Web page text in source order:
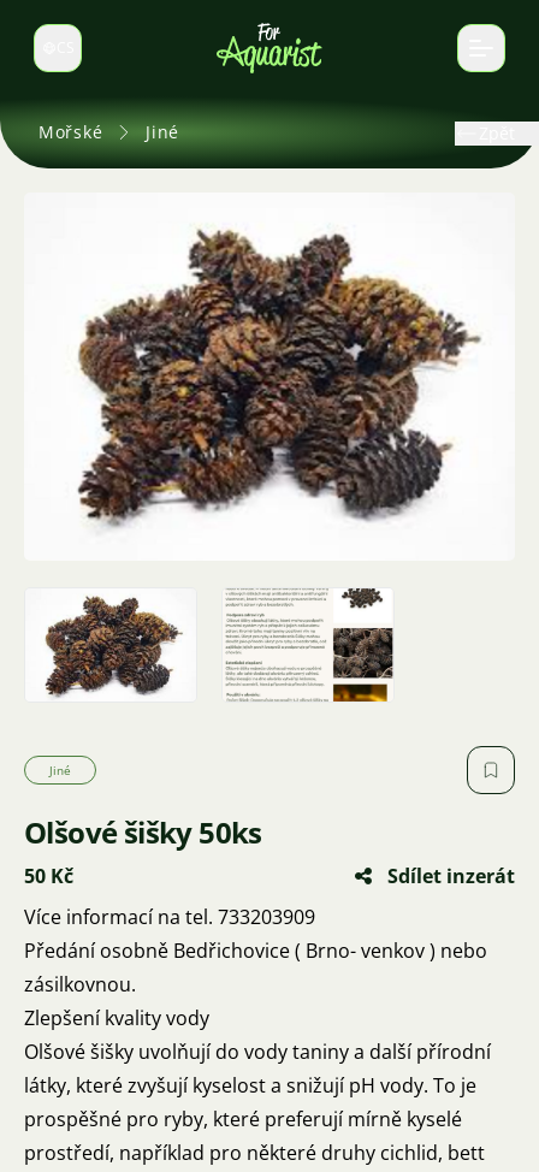
Select language
Mořské Jiné
Jiné
Olšové šišky 50ks
50 Kč
Sdílet inzerát
Více informací na tel. 733203909
Předání osobně Bedřichovice ( Brno- venkov ) nebo
zásilkovnou.
Zlepšení kvality vody
Olšové šišky uvolňují do vody taniny a další přírodní
látky, které zvyšují kyselost a snižují pH vody. To je
prospěšné pro ryby, které preferují mírně kyselé
prostředí, například pro některé druhy cichlid, bett